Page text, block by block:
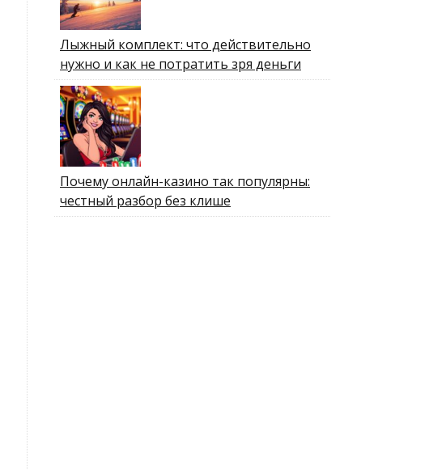
Лыжный комплект: что действительно
нужно и как не потратить зря деньги
Почему онлайн-казино так популярны:
честный разбор без клише